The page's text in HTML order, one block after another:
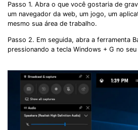
Passo 1. Abra o que você gostaria de
um navegador da web, um jogo, um
mesmo sua área de trabalho.
Passo 2. Em seguida, abra a ferramenta
pressionando a tecla Windows + G no